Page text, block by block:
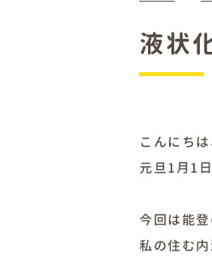
液状
こんにち
元旦1月1
今回は能
私の住む